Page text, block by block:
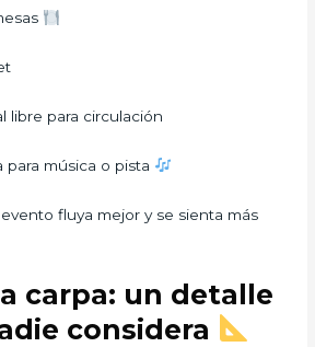
libre para circulación
para música o pista
fluya mejor y se sienta más
carpa: un detalle
considera